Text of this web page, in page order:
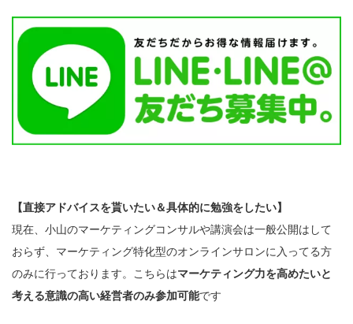
【直接アドバイスを貰いたい＆具体的に勉強をしたい】
現在、小山のマーケティングコンサルや講演会は一般公開はして
おらず、マーケティング特化型のオンラインサロンに入ってる方
のみに行っております。こちらはマーケティング力を高めたいと
考える意識の高い経営者のみ参加可能です